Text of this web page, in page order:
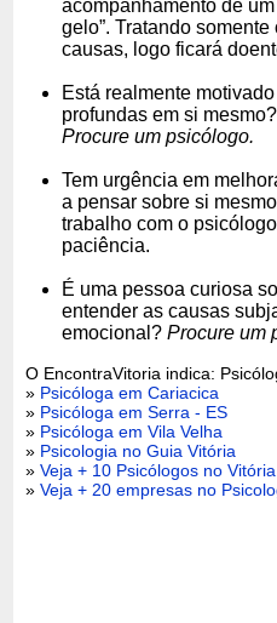
acompanhamento de
gelo”. Tratando
causas, logo ficará
Está realmente
profundas em si mesmo?
Procure um psicólogo.
Tem urgência em
a pensar sobre si
trabalho com o
paciência.
É uma pessoa curiosa
entender as causas
emocional?Procure um
O EncontraVitoria indica:
» Psicóloga em Cariacica
» Psicóloga em Serra - ES
» Psicóloga em Vila Velha
» Psicologia no Guia Vitória
»Veja + 10 Psicólogos no
»Veja + 20 empresas no